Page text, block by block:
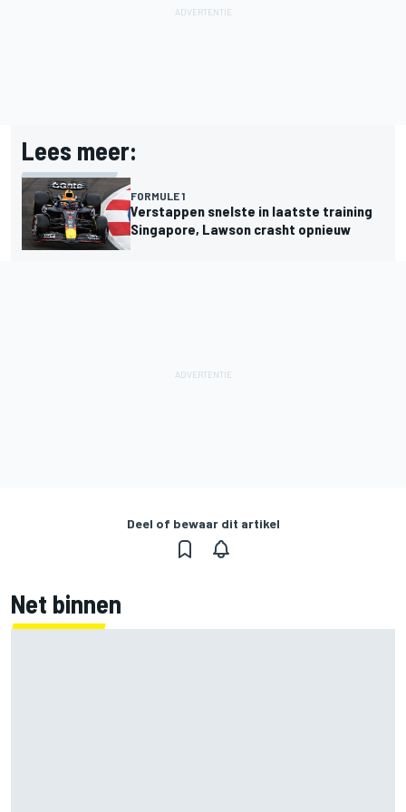
Lees meer:
FORMULE 1
Verstappen snelste in laatste training
Singapore, Lawson crasht opnieuw
Deel of bewaar dit artikel
Net binnen